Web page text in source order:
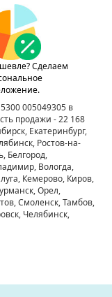
Сделаем
5300 005049305 в
продажи - 22 168
Екатеринбург,
Ростов-на-
Белгород,
Вологда,
Кемерово, Киров,
Орел,
Смоленск, Тамбов,
Челябинск,